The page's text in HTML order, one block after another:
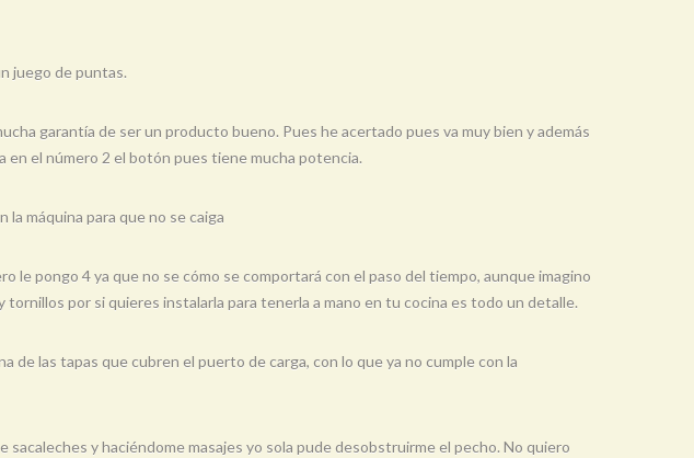
juego de puntas.
garantía de ser un producto bueno. Pues he acertado pues va muy bien y además
el número 2 el botón pues tiene mucha potencia.
la máquina para que no se caiga
pongo 4 ya que no se cómo se comportará con el paso del tiempo, aunque imagino
por si quieres instalarla para tenerla a mano en tu cocina es todo un detalle.
de las tapas que cubren el puerto de carga, con lo que ya no cumple con la
y haciéndome masajes yo sola pude desobstruirme el pecho. No quiero